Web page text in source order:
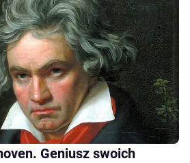
Geniusz swoich